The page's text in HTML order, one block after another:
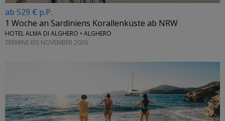
ab 529 € p.P.
1 Woche an Sardiniens Korallenküste ab NRW
HOTEL ALMA DI ALGHERO • ALGHERO
TERMINE BIS NOVEMBER 2026
←